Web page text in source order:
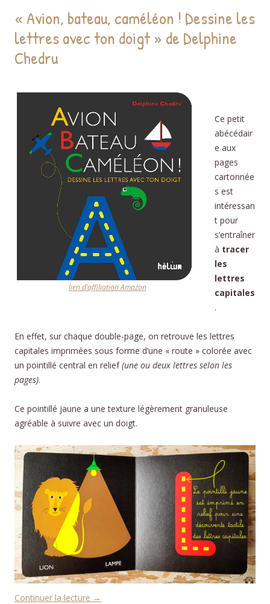
« Avion, bateau, caméléon ! Dessine les
lettres avec ton doigt » de Delphine
Chedru
lien d’affiliation Amazon
Ce petit
abécédair
e aux
pages
cartonnée
s est
intéressan
t pour
s’entraîner
à tracer
les
lettres
capitales
.
En effet, sur chaque double-page, on retrouve les lettres
capitales imprimées sous forme d’une « route » colorée avec
un pointillé central en relief(une ou deux lettres selon les
pages).
Ce pointillé jaune a une texture légèrement granuleuse
agréable à suivre avec un doigt.
Continuer la lecture →